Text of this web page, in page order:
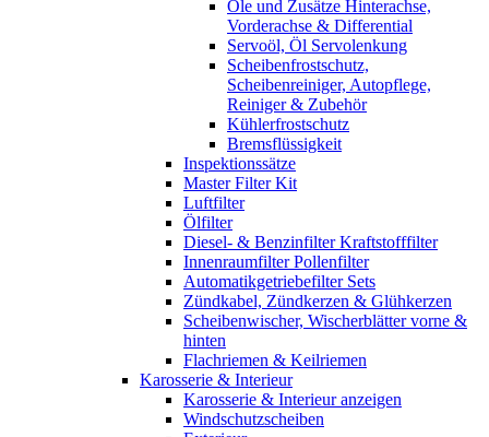
Öle und Zusätze Hinterachse,
Vorderachse & Differential
Servoöl, Öl Servolenkung
Scheibenfrostschutz,
Scheibenreiniger, Autopflege,
Reiniger & Zubehör
Kühlerfrostschutz
Bremsflüssigkeit
Inspektionssätze
Master Filter Kit
Luftfilter
Ölfilter
Diesel- & Benzinfilter Kraftstofffilter
Innenraumfilter Pollenfilter
Automatikgetriebefilter Sets
Zündkabel, Zündkerzen & Glühkerzen
Scheibenwischer, Wischerblätter vorne &
hinten
Flachriemen & Keilriemen
Karosserie & Interieur
Karosserie & Interieur anzeigen
Windschutzscheiben